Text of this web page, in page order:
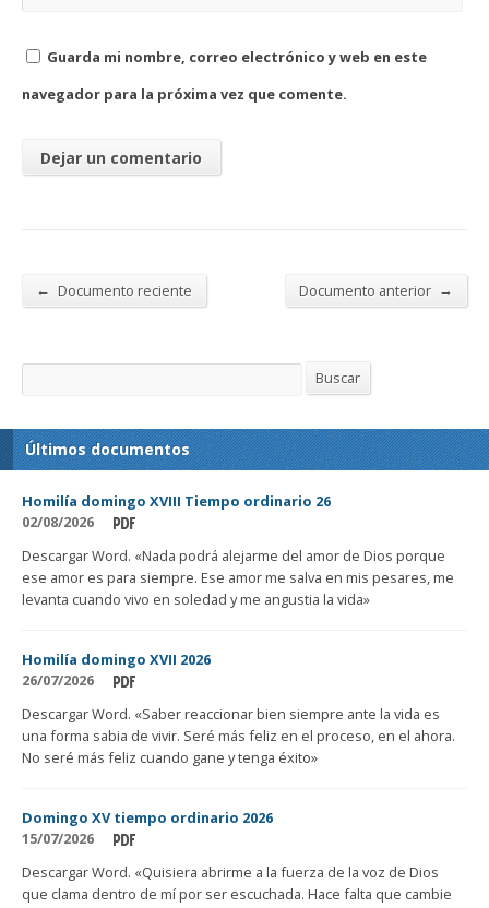
Guarda mi nombre, correo electrónico y web en este
navegador para la próxima vez que comente.
← Documento reciente Documento anterior →
Buscar Buscar
Últimos documentos
Homilía domingo XVIII Tiempo ordinario 26
02/08/2026
Descargar Word. «Nada podrá alejarme del amor de Dios porque
ese amor es para siempre. Ese amor me salva en mis pesares, me
levanta cuando vivo en soledad y me angustia la vida»
Homilía domingo XVII 2026
26/07/2026
Descargar Word. «Saber reaccionar bien siempre ante la vida es
una forma sabia de vivir. Seré más feliz en el proceso, en el ahora.
No seré más feliz cuando gane y tenga éxito»
Domingo XV tiempo ordinario 2026
15/07/2026
Descargar Word. «Quisiera abrirme a la fuerza de la voz de Dios
que clama dentro de mí por ser escuchada. Hace falta que cambie